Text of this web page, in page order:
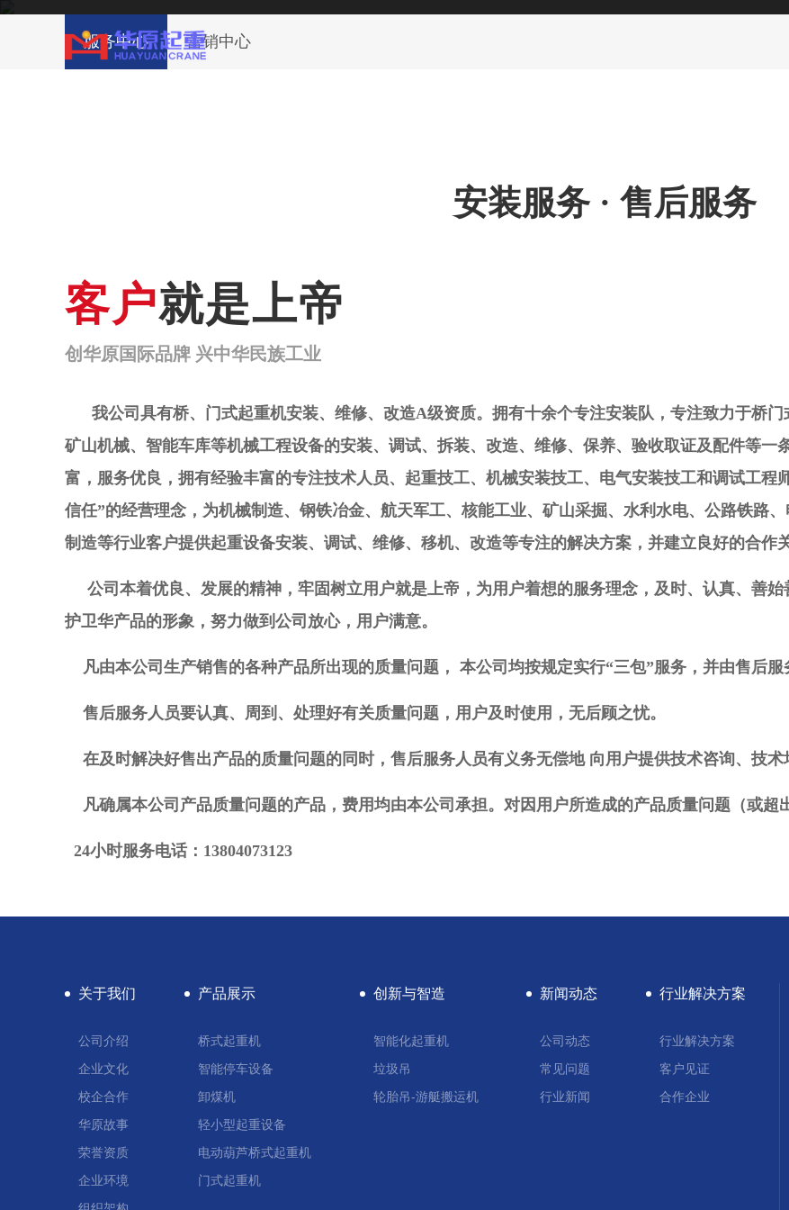
辽宁华原重型装备有限公司生产的产品获得国家质量监督验核总局颁发的A级起重机生产
～2000质量体系认证
服务中心 营销中心
安装服务 · 售后服务
客户就是上帝
创华原国际品牌 兴中华民族工业
我公司具有桥、门式起重机安装、维修、改造A级资质。拥有十余个专注安装队，专注致力于桥门
矿山机械、智能车库等机械工程设备的安装、调试、拆装、改造、维修、保养、验收取证及配件等一
富，服务优良，拥有经验丰富的专注技术人员、起重技工、机械安装技工、电气安装技工和调试工程
信任”的经营理念，为机械制造、钢铁冶金、航天军工、核能工业、矿山采掘、水利水电、公路铁路
制造等行业客户提供起重设备安装、调试、维修、移机、改造等专注的解决方案，并建立良好的合作关
公司本着优良、发展的精神，牢固树立用户就是上帝，为用户着想的服务理念，及时、认真、善始
护卫华产品的形象，努力做到公司放心，用户满意。
凡由本公司生产销售的各种产品所出现的质量问题， 本公司均按规定实行“三包”服务，并由售后服
售后服务人员要认真、周到、处理好有关质量问题，用户及时使用，无后顾之忧。
在及时解决好售出产品的质量问题的同时，售后服务人员有义务无偿地 向用户提供技术咨询、技术
凡确属本公司产品质量问题的产品，费用均由本公司承担。对因用户所造成的产品质量问题（或超
24小时服务电话：13804073123
关于我们
公司介绍
企业文化
校企合作
华原故事
荣誉资质
企业环境
产品展示
桥式起重机
智能停车设备
卸煤机
轻小型起重设备
电动葫芦桥式起重机
门式起重机
创新与智造
智能化起重机
垃圾吊
轮胎吊-游艇搬运机
新闻动态
公司动态
常见问题
行业新闻
行业解决方案
行业解决方案
客户见证
合作企业